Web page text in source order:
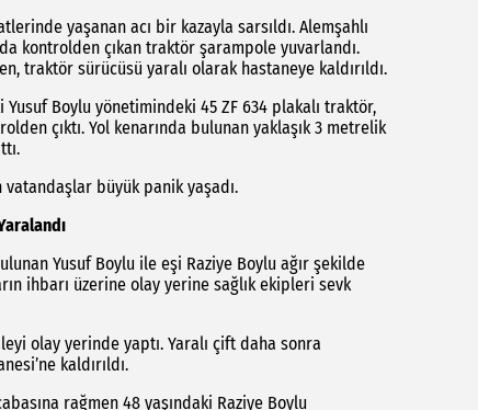
yaşanan acı bir kazayla sarsıldı. Alemşahlı
kontrolden çıkan traktör şarampole yuvarlandı.
traktör sürücüsü yaralı olarak hastaneye kaldırıldı.
Boylu yönetimindeki 45 ZF 634 plakalı traktör,
çıktı. Yol kenarında bulunan yaklaşık 3 metrelik
vatandaşlar büyük panik yaşadı.
Yusuf Boylu ile eşi Raziye Boylu ağır şekilde
ihbarı üzerine olay yerine sağlık ekipleri sevk
olay yerinde yaptı. Yaralı çift daha sonra
kaldırıldı.
rağmen 48 yaşındaki Raziye Boylu